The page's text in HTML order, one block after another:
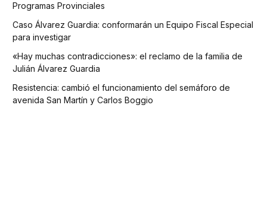
Programas Provinciales
Caso Álvarez Guardia: conformarán un Equipo Fiscal Especial
para investigar
«Hay muchas contradicciones»: el reclamo de la familia de
Julián Álvarez Guardia
Resistencia: cambió el funcionamiento del semáforo de
avenida San Martín y Carlos Boggio